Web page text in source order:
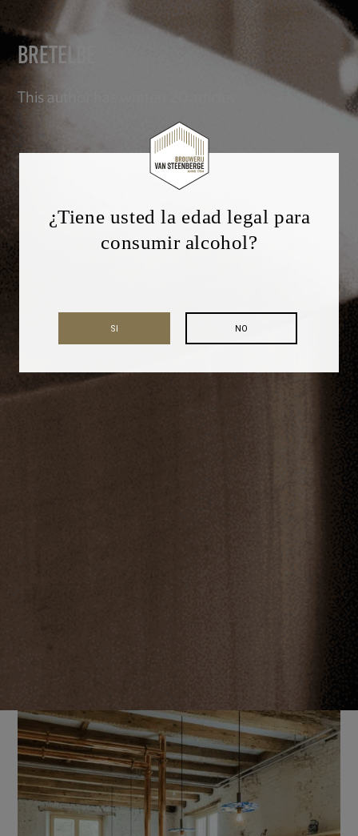
BRETELBE
This author has written 20 articles
¿Tiene usted la edad legal para
consumir alcohol?
NO
SI